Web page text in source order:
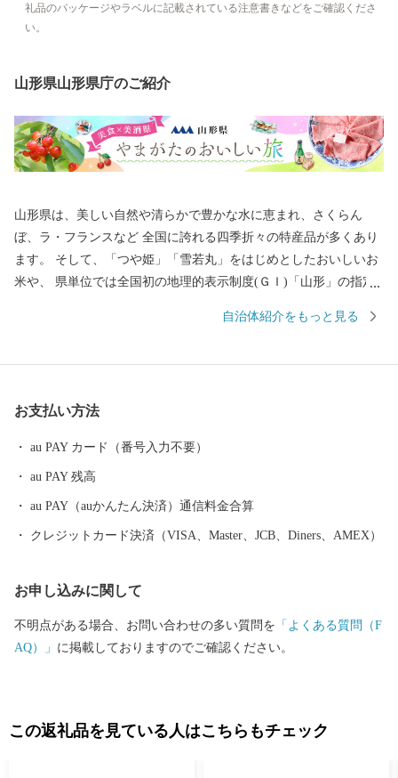
礼品のパッケージやラベルに記載されている注意書きなどをご確認くださ
い。
山形県山形県庁のご紹介
山形県は、美しい自然や清らかで豊かな水に恵まれ、さくらん
ぼ、ラ・フランスなど 全国に誇れる四季折々の特産品が多くあり
ます。 そして、「つや姫」「雪若丸」をはじめとしたおいしいお
米や、 県単位では全国初の地理的表示制度(ＧＩ)「山形」の指定
しい逸品も自慢です。 また、最上川舟運によって伝えられた上方
も目白押しです。 そんな山形県への旅を一層豊かなものにするの
が温泉です。山形県は、全ての市町村に温泉が湧出し、山や渓谷
海沿いの温泉など、様々なタイプの温泉を楽しむことができま
す。 ふるさと納税を機に山形へお越しいただき、旬の味覚、歴史
や文化、自然をお楽しみください。
自治体紹介をもっと見る
お支払い方法
au PAY カード（番号入力不要）
au PAY 残高
au PAY（auかんたん決済）通信料金合算
クレジットカード決済（VISA、Master、JCB、Diners、AMEX）
お申し込みに関して
不明点がある場合、お問い合わせの多い質問を 「よくある質問（F
AQ）」 に掲載しておりますのでご確認ください。
この返礼品を見ている人はこちらもチェック